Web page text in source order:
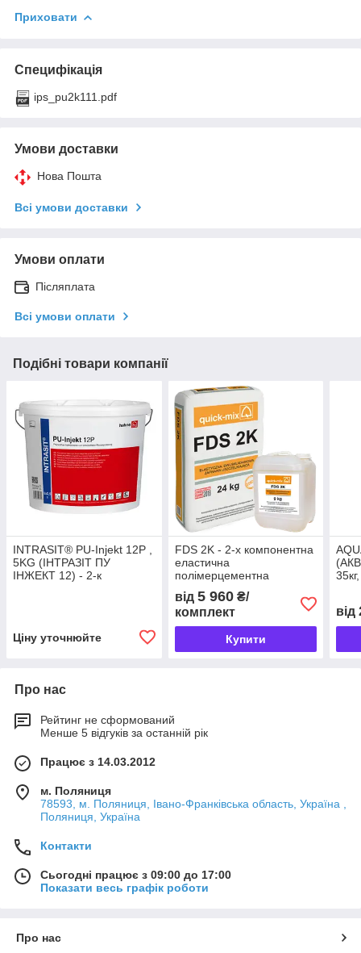
Приховати
Специфікація
ips_pu2k111.pdf
Умови доставки
Нова Пошта
Всі умови доставки
Умови оплати
Післяплата
Всі умови оплати
Подібні товари компанії
INTRASIT® PU-Injekt 12P ,
5KG (ІНТРАЗІТ ПУ
ІНЖЕКТ 12) - 2-к
Ціну уточнюйте
FDS 2K - 2-х компонентна
еластична
полімерцементна
гідроізоляція (комплект
33кг (24+9кг), 1,5-2,9 кг/
м2)
від 5 960₴/
комплект
Купити
від
Про нас
Рейтинг не сформований
Менше 5 відгуків за останній рік
Працює з 14.03.2012
м. Поляниця
78593, м. Поляниця, Івано-Франківська область, Україна ,
Поляниця, Україна
Контакти
Сьогодні працює з 09:00 до 17:00
Показати весь графік роботи
Про нас